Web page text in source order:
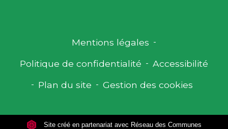
Mentions légales -
Politique de confidentialité - Accessibilité
- Plan du site - Gestion des cookies
Site créé en partenariat avec Réseau des Communes